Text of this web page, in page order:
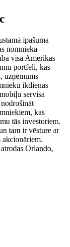
īpašuma
nomnieka
visā Amerikas
portfeli, kas
uzņēmums
ikdienas
servisa
kas
tās investoriem.
tam ir vēsture ar
Orlando,